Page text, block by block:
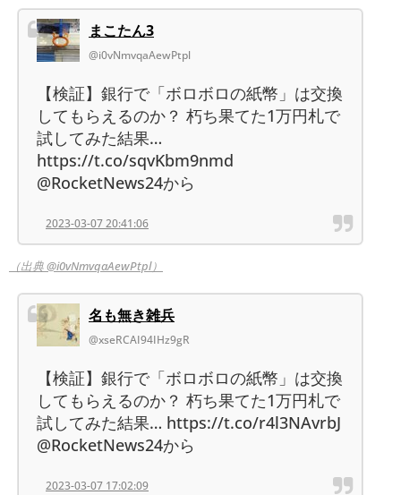
まこたん3
@i0vNmvqaAewPtpl
【検証】銀行で「ボロボロの紙幣」は交換
してもらえるのか？ 朽ち果てた1万円札で
試してみた結果…
https://t.co/sqvKbm9nmd
@RocketNews24から
2023-03-07 20:41:06
（出典 @i0vNmvqaAewPtpl）
名も無き雑兵
@xseRCAI94IHz9gR
【検証】銀行で「ボロボロの紙幣」は交換
してもらえるのか？ 朽ち果てた1万円札で
試してみた結果… https://t.co/r4l3NAvrbJ
@RocketNews24から
2023-03-07 17:02:09